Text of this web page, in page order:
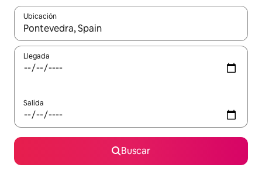
Ubicación
Cuando los resultados estén disponibles, podrás navegar
Llegada
Salida
Buscar